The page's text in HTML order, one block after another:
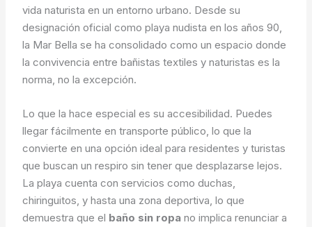
vida naturista en un entorno urbano. Desde su
designación oficial como playa nudista en los años 90,
la Mar Bella se ha consolidado como un espacio donde
la convivencia entre bañistas textiles y naturistas es la
norma, no la excepción.
Lo que la hace especial es su accesibilidad. Puedes
llegar fácilmente en transporte público, lo que la
convierte en una opción ideal para residentes y turistas
que buscan un respiro sin tener que desplazarse lejos.
La playa cuenta con servicios como duchas,
chiringuitos, y hasta una zona deportiva, lo que
demuestra que el baño sin ropa no implica renunciar a